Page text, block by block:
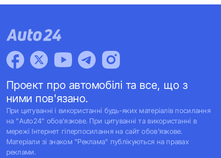
Проект про автомобілі та все, що з
ними пов'язано.
При цитуванні і використанні будь-яких матеріалів посилання
на "Auto24" обов'язкове. При цитуванні та використанні в
мережі Інтернет гіперпосилання на сайт обов'язкове.
Матеріали зі знаком "Реклама" публікуються на правах
реклами.